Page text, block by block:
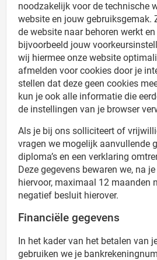
noodzakelijk voor de technische
website en jouw gebruiksgemak.
de website naar behoren werkt
bijvoorbeeld jouw
wij hiermee onze website
afmelden voor cookies door je
stellen dat deze geen cookies
kun je ook alle informatie die
de instellingen van je browser
Als je bij ons solliciteert of
vragen we mogelijk aanvullende
diploma’s en een verklaring
Deze gegevens bewaren we, na
hiervoor, maximaal 12 maanden
negatief besluit hierover.
Financiële gegevens
In het kader van het betalen van
gebruiken we je